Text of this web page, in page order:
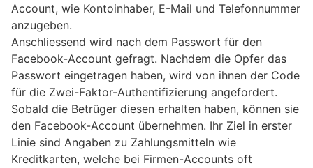
Account, wie Kontoinhaber, E-Mail und Telefonnummer
anzugeben.
Anschliessend wird nach dem Passwort für den
Facebook-Account gefragt. Nachdem die Opfer das
Passwort eingetragen haben, wird von ihnen der Code
für die Zwei-Faktor-Authentifizierung angefordert.
Sobald die Betrüger diesen erhalten haben, können sie
den Facebook-Account übernehmen. Ihr Ziel in erster
Linie sind Angaben zu Zahlungsmitteln wie
Kreditkarten, welche bei Firmen-Accounts oft